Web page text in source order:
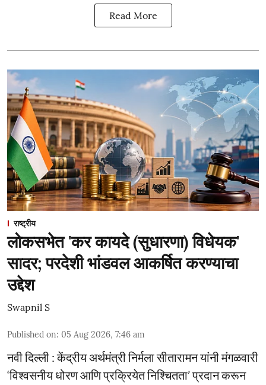
Read More
राष्ट्रीय
लोकसभेत 'कर कायदे (सुधारणा) विधेयक'
सादर; परदेशी भांडवल आकर्षित करण्याचा
उद्देश
Swapnil S
Published on: 05 Aug 2026, 7:46 am
नवी दिल्ली : केंद्रीय अर्थमंत्री निर्मला सीतारामन यांनी मंगळवारी
‘विश्वसनीय धोरण आणि प्रक्रियेत निश्चितता’ प्रदान करून